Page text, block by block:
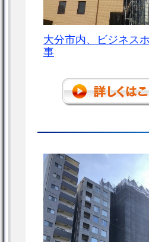
大分市内、ビジネス
事